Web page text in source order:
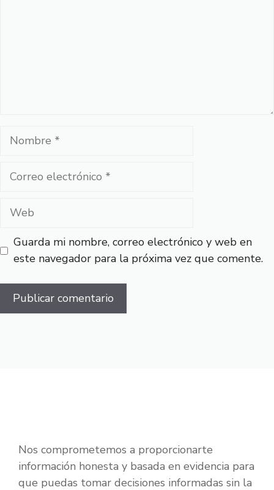
Nombre
Correo
Web
Guarda mi nombre, correo electrónico y web en
este navegador para la próxima vez que comente.
Nos comprometemos a proporcionarte
información honesta y basada en evidencia para
que puedas tomar decisiones informadas sin la